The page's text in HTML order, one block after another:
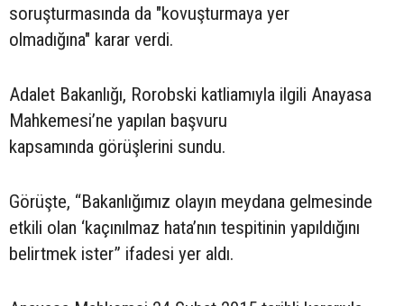
soruşturmasında da "kovuşturmaya yer
olmadığına" karar verdi.
Adalet Bakanlığı, Rorobski katliamıyla ilgili Anayasa
Mahkemesi’ne yapılan başvuru
kapsamında görüşlerini sundu.
Görüşte, “Bakanlığımız olayın meydana gelmesinde
etkili olan ‘kaçınılmaz hata’nın tespitinin yapıldığını
belirtmek ister” ifadesi yer aldı.